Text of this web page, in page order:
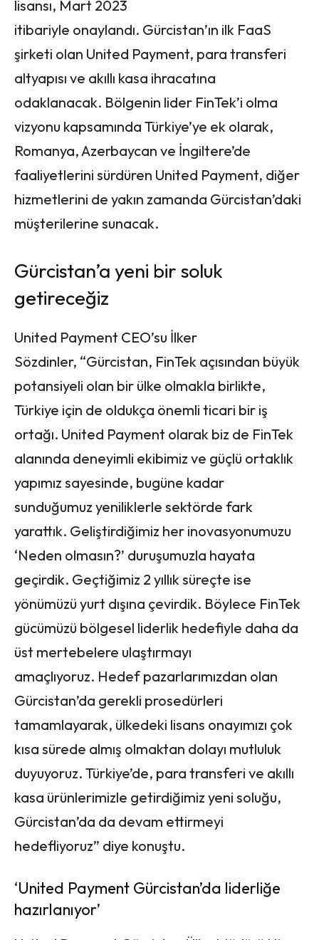
lisansı, Mart 2023
itibariyle onaylandı. Gürcistan’ın ilk FaaS
şirketi olan United Payment, para transferi
altyapısı ve akıllı kasa ihracatına
odaklanacak. Bölgenin lider FinTek’i olma
vizyonu kapsamında Türkiye’ye ek olarak,
Romanya, Azerbaycan ve İngiltere’de
faaliyetlerini sürdüren United Payment, diğer
hizmetlerini de yakın zamanda Gürcistan’daki
müşterilerine sunacak.
Gürcistan’a yeni bir soluk
getireceğiz
United Payment CEO’su İlker
Sözdinler, “Gürcistan, FinTek açısından büyük
potansiyeli olan bir ülke olmakla birlikte,
Türkiye için de oldukça önemli ticari bir iş
ortağı. United Payment olarak biz de FinTek
alanında deneyimli ekibimiz ve güçlü ortaklık
yapımız sayesinde, bugüne kadar
sunduğumuz yeniliklerle sektörde fark
yarattık. Geliştirdiğimiz her inovasyonumuzu
‘Neden olmasın?’ duruşumuzla hayata
geçirdik. Geçtiğimiz 2 yıllık süreçte ise
yönümüzü yurt dışına çevirdik. Böylece FinTek
gücümüzü bölgesel liderlik hedefiyle daha da
üst mertebelere ulaştırmayı
amaçlıyoruz. Hedef pazarlarımızdan olan
Gürcistan’da gerekli prosedürleri
tamamlayarak, ülkedeki lisans onayımızı çok
kısa sürede almış olmaktan dolayı mutluluk
duyuyoruz. Türkiye’de, para transferi ve akıllı
kasa ürünlerimizle getirdiğimiz yeni soluğu,
Gürcistan’da da devam ettirmeyi
hedefliyoruz” diye konuştu.
‘United Payment Gürcistan’da liderliğe
hazırlanıyor’